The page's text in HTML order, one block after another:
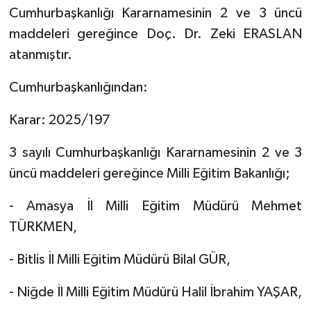
Cumhurbaşkanlığı Kararnamesinin 2 ve 3 üncü
maddeleri gereğince Doç. Dr. Zeki ERASLAN
atanmıştır.
Cumhurbaşkanlığından:
Karar: 2025/197
3 sayılı Cumhurbaşkanlığı Kararnamesinin 2 ve 3
üncü maddeleri gereğince Milli Eğitim Bakanlığı;
- Amasya İl Milli Eğitim Müdürü Mehmet
TÜRKMEN,
- Bitlis İl Milli Eğitim Müdürü Bilal GÜR,
- Niğde İl Milli Eğitim Müdürü Halil İbrahim YAŞAR,